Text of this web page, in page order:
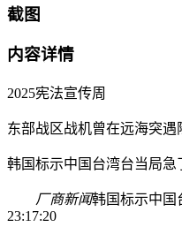
截图
内容详情
2025宪法宣传周
东部战区战机曾在远海突遇
韩国标示中国台湾台当局急
厂商新闻韩国标示中国
23:17:20